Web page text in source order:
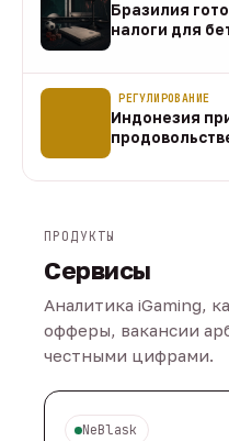
Бразилия
налоги для
РЕГУЛИРОВАНИЕ
Индонезия
ПРОДУКТЫ
Сервисы
Аналитика iGaming,
офферы, вакансии
честными цифрами.
NeBlask